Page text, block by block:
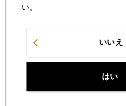
2019年06月24日
中東緊迫、有事の金ドカ買いは「
い。
いいえ
はい